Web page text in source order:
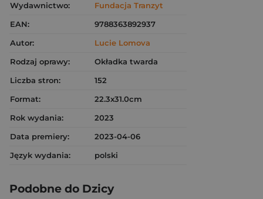
Wydawnictwo:
Fundacja Tranzyt
EAN:
9788363892937
Autor:
Lucie Lomova
Rodzaj oprawy:
Okładka twarda
Liczba stron:
152
Format:
22.3x31.0cm
Rok wydania:
2023
Data premiery:
2023-04-06
Język wydania:
polski
Podobne do Dzicy